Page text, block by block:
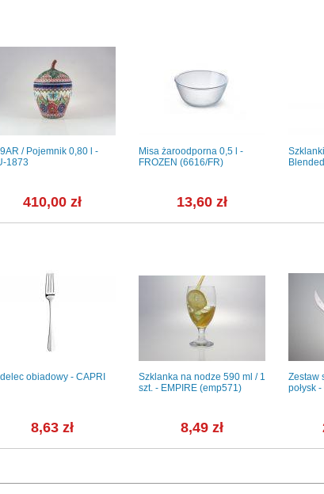
/ Pojemnik 0,80 l -
1873
410,00 zł
Misa żaroodporna 0,5 l -
FROZEN (6616/FR)
13,60 zł
obiadowy - CAPRI
8,63 zł
Szklanka na nodze 590 ml / 1
szt. - EMPIRE (emp571)
8,49 zł
Zestaw
połysk